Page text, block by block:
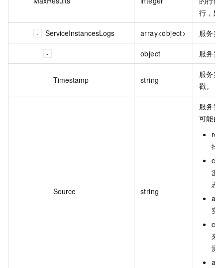
行，默
ServiceInstancesLogs array<object> 服务实
object 服务实
Timestamp string
服务实
戳。
Source string
服务实
可能的
排
源
志
实
来
测